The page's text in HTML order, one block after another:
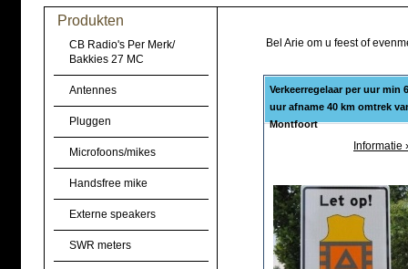
Produkten
CB Radio's Per Merk/
Bakkies 27 MC
Antennes
Pluggen
Microfoons/mikes
Handsfree mike
Externe speakers
SWR meters
Bel Arie om u feest of
Verkeerregelaar per uur min 6
uur afname 40 km omtrek
Montfoort
Informatie